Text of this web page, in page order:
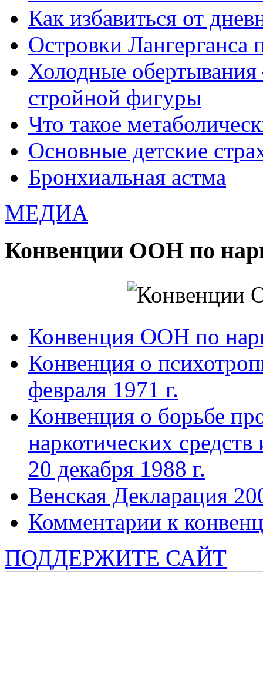
Как избавиться от
Островки
Холодные обертывания
стройной фигуры
Что такое
Основные детские
Бронхиальная астма
МЕДИА
Конвенции ООН по
Конвенция ООН по
Конвенция о
февраля 1971 г.
Конвенция о борьбе
наркотических
20 декабря 1988 г.
Венская Декларация
Комментарии к
ПОДДЕРЖИТЕ САЙТ